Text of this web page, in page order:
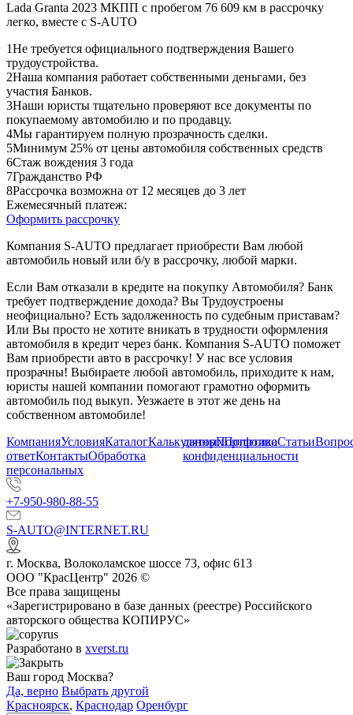
Lada Granta 2023 МКПП с пробегом 76 609 км в рассрочку
легко, вместе с S-AUTO
1Не требуется официального подтверждения Вашего
трудоустройства.
2Наша компания работает собственными деньгами, без
участия Банков.
3Наши юристы тщательно проверяют все документы по
покупаемому автомобилю и по продавцу.
4Мы гарантируем полную прозрачность сделки.
5Минимум 25% от цены автомобиля собственных средств
6Стаж вождения 3 года
7Гражданство РФ
8Рассрочка возможна от 12 месяцев до 3 лет
Ежемесячный платеж:
Оформить рассрочку
Компания S-AUTO предлагает приобрести Вам любой
автомобиль новый или б/у в рассрочку, любой марки.
Если Вам отказали в кредите на покупку Автомобиля? Банк
требует подтверждение дохода? Вы Трудоустроены
неофициально? Есть задолженность по судебным приставам?
Или Вы просто не хотите вникать в трудности оформления
автомобиля в кредит через банк. Компания S-AUTO поможет
Вам приобрести авто в рассрочку! У нас все условия
прозрачны! Выбираете любой автомобиль, приходите к нам,
юристы нашей компании помогают грамотно оформить
автомобиль под выкуп. Уезжаете в этот же день на
собственном автомобиле!
КомпанияУсловияКаталогКалькуляторПортфолиоСтатьи
ответКонтактыОбработка
персональных
данныхПолитика
конфиденциальности
+7-950-980-88-55
S-AUTO@INTERNET.RU
г. Москва, Волоколамское шоссе 73, офис 613
ООО "КрасЦентр" 2026 ©
Все права защищены
«Зарегистрировано в базе данных (реестре) Российского
авторского общества КОПИРУС»
Разработано в xverst.ru
Ваш город Москва?
Да, верно Выбрать другой
Красноярск, Краснодар Оренбург